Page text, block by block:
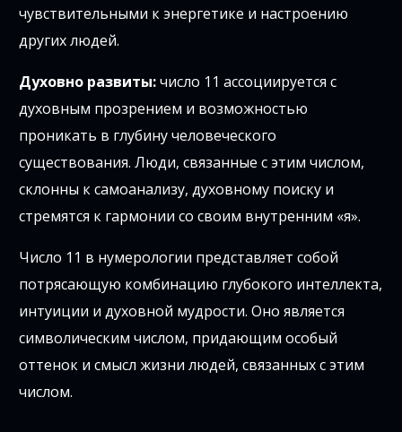
чувствительными к энергетике и настроению
других людей.
Духовно развиты:число 11 ассоциируется с
духовным прозрением и возможностью
проникать в глубину человеческого
существования. Люди, связанные с этим числом,
склонны к самоанализу, духовному поиску и
стремятся к гармонии со своим внутренним «я».
Число 11 в нумерологии представляет собой
потрясающую комбинацию глубокого интеллекта,
интуиции и духовной мудрости. Оно является
символическим числом, придающим особый
оттенок и смысл жизни людей, связанных с этим
числом.